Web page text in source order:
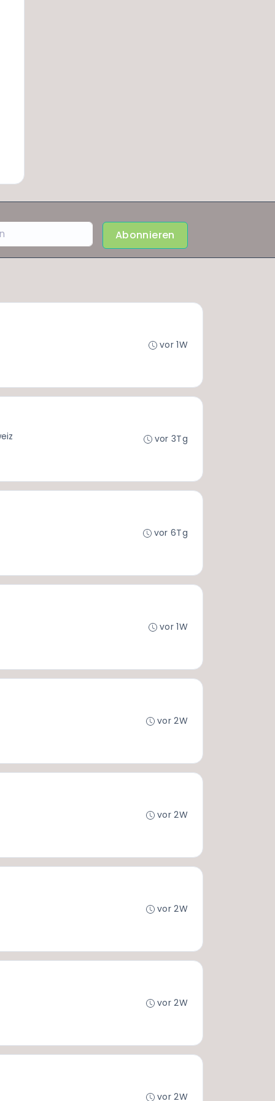
Abonnieren
vor 1W
vor 3Tg
vor 6Tg
vor 1W
vor 2W
vor 2W
vor 2W
vor 2W
vor 2W